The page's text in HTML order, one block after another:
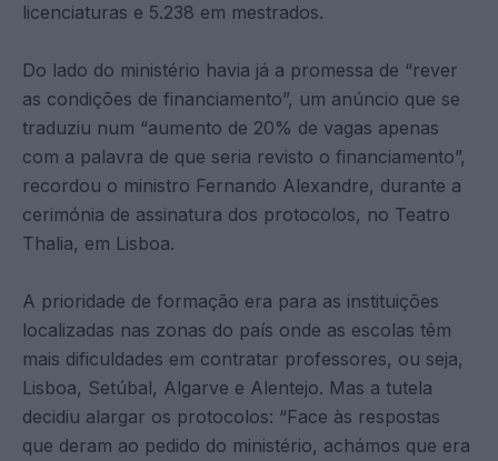
licenciaturas e 5.238 em mestrados.
Do lado do ministério havia já a promessa de “rever
as condições de financiamento”, um anúncio que se
traduziu num “aumento de 20% de vagas apenas
com a palavra de que seria revisto o financiamento”,
recordou o ministro Fernando Alexandre, durante a
cerimónia de assinatura dos protocolos, no Teatro
Thalia, em Lisboa.
A prioridade de formação era para as instituições
localizadas nas zonas do país onde as escolas têm
mais dificuldades em contratar professores, ou seja,
Lisboa, Setúbal, Algarve e Alentejo. Mas a tutela
decidiu alargar os protocolos: “Face às respostas
que deram ao pedido do ministério, achámos que era